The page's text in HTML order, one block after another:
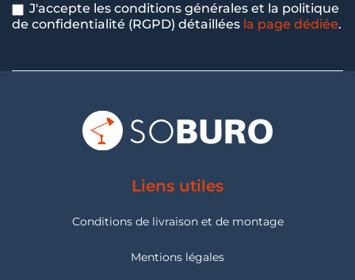
J'accepte les conditions générales et la politique
de confidentialité (RGPD) détaillées la page dédiée.
Liens utiles
Conditions de livraison et de montage
Mentions légales